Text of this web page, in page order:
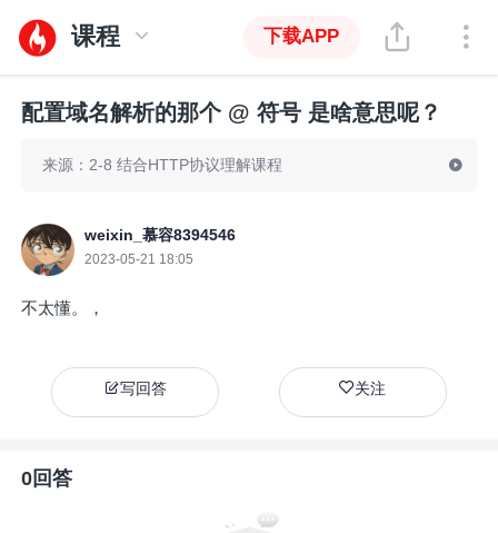
课程 下载APP
配置域名解析的那个 @ 符号 是啥意思呢？
来源：2-8 结合HTTP协议理解课程
weixin_慕容8394546
2023-05-21 18:05
不太懂。，
写回答 关注
0回答